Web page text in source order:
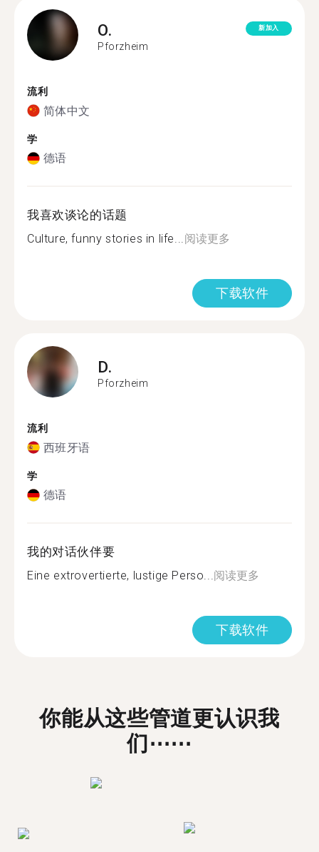
O.
Pforzheim
新加入
流利
简体中文
学
德语
我喜欢谈论的话题
Culture, funny stories in life...阅读更多
下载软件
D.
Pforzheim
流利
西班牙语
学
德语
我的对话伙伴要
Eine extrovertierte, lustige Perso...阅读更多
下载软件
你能从这些管道更认识我
们⋯⋯